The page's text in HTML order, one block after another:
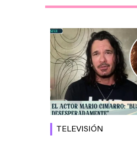
TELEVISIÓN